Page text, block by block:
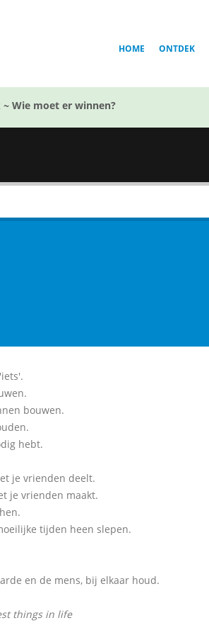
HOME ONTDEK
~ Wie moet er winnen?
bouwen.
hebt.
je vrienden deelt.
je vrienden maakt.
tijden heen slepen.
en de mens, bij elkaar houd.
things in life